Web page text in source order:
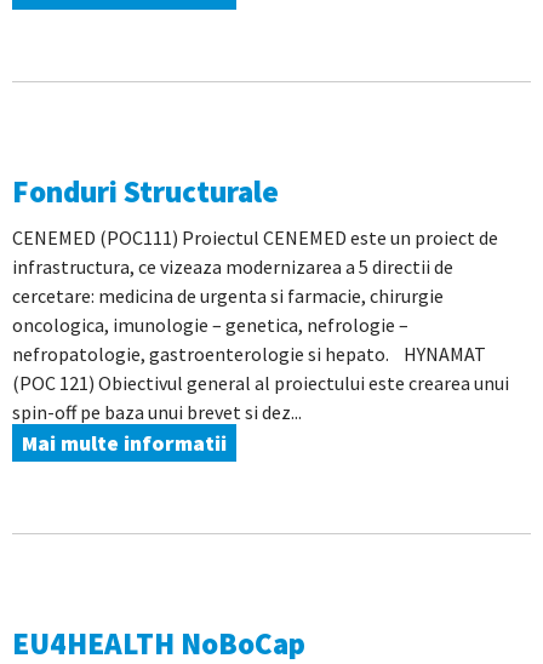
Fonduri Structurale
CENEMED (POC111) Proiectul CENEMED este un proiect de
infrastructura, ce vizeaza modernizarea a 5 directii de
cercetare: medicina de urgenta si farmacie, chirurgie
oncologica, imunologie – genetica, nefrologie –
nefropatologie, gastroenterologie si hepato. HYNAMAT
(POC 121) Obiectivul general al proiectului este crearea unui
spin-off pe baza unui brevet si dez...
Mai multe informatii
EU4HEALTH NoBoCap